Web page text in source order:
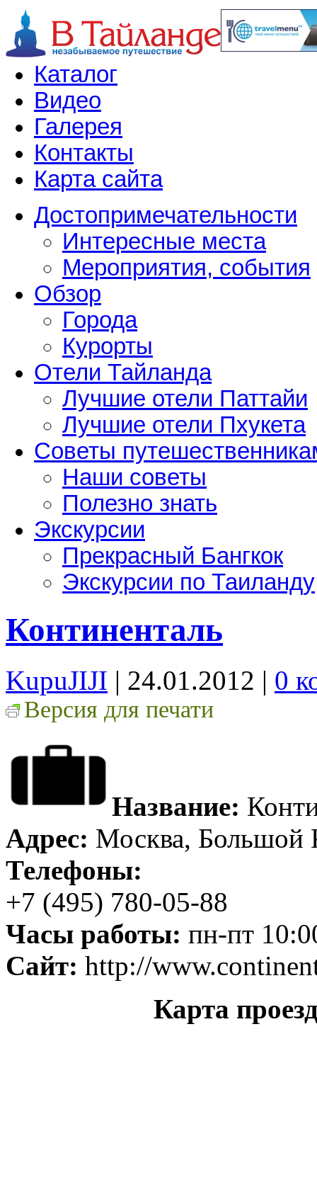
Каталог
Видео
Галерея
Контакты
Карта сайта
Достопримечательности
Интересные места
Мероприятия, события
Обзор
Города
Курорты
Отели Тайланда
Лучшие отели Паттайи
Лучшие отели Пхукета
Советы
Наши советы
Полезно знать
Экскурсии
Прекрасный Бангкок
Экскурсии по Таиланду
Континенталь
KupuJIJI | 24.01.2012 | 0
Версия для печати
Название:
Адрес: Москва, Большой
Телефоны:
+7 (495) 780-05-88
Часы работы: пн-пт
Сайт: http://
Карта